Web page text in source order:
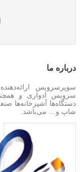
درباره‌ ما
سوپرسرویس
سرویس‌ ادواری و
دستگاه‌ها آشپزخانه‌ها
شاپ و… می‌باشد.